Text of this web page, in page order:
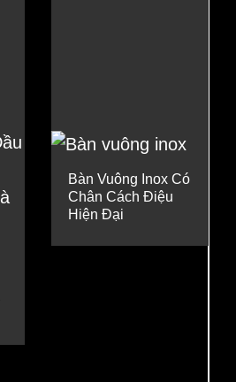
Bàn Vuông Inox Có
Chân Cách Điệu
Hiện Đại